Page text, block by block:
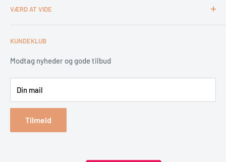
Kundeklub
Handelsbetingelser
Garantiservice
Erhverv & Byggeri
VÆRD AT VIDE
Montering
Betaling
Reklamation & retur
Bestil returlabel
KUNDEKLUB
Modtag nyheder og gode tilbud
Din mail
Tilmeld